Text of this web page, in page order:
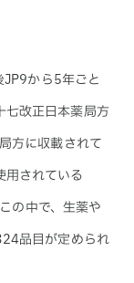
から5年ごと
七改正日本薬局方
方に収載されて
用されている
の中で、生薬や
品目が定められ